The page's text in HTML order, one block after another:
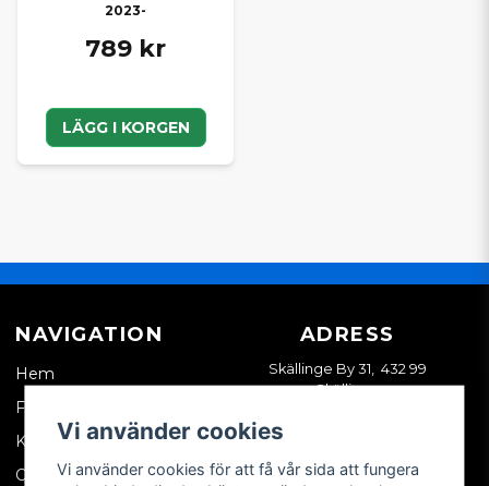
2023-
789 kr
LÄGG I KORGEN
NAVIGATION
Hem
Företagskund
Kontakta oss
Om oss
ADRESS
Skällinge By 31, 432 99
Skällinge
Vi använder cookies
Vi använder cookies för att få vår sida att fungera